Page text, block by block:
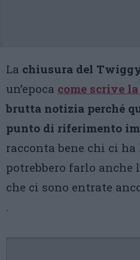
La chiusura del
un’epoca come scrive
brutta notizia perché
punto di riferimento
racconta bene chi ci
potrebbero farlo
che ci sono entrate
.